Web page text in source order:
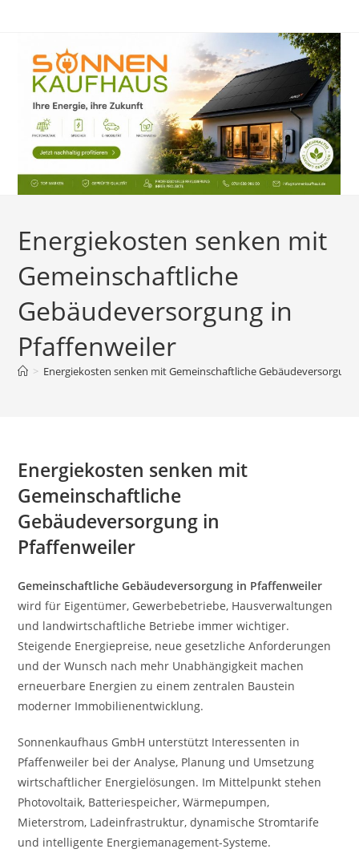
Energiekosten senken mit
Gemeinschaftliche
Gebäudeversorgung in
Pfaffenweiler
> Energiekosten senken mit Gemeinschaftliche
Energiekosten senken mit
Gemeinschaftliche
Gebäudeversorgung in
Pfaffenweiler
Gemeinschaftliche Gebäudeversorgung in Pfaffenweiler
wird für Eigentümer, Gewerbebetriebe, Hausverwaltungen
und landwirtschaftliche Betriebe immer wichtiger.
Steigende Energiepreise, neue gesetzliche Anforderungen
und der Wunsch nach mehr Unabhängigkeit machen
erneuerbare Energien zu einem zentralen Baustein
moderner Immobilienentwicklung.
Sonnenkaufhaus GmbH unterstützt Interessenten in
Pfaffenweiler bei der Analyse, Planung und Umsetzung
wirtschaftlicher Energielösungen. Im Mittelpunkt stehen
Photovoltaik, Batteriespeicher, Wärmepumpen,
Mieterstrom, Ladeinfrastruktur, dynamische Stromtarife
und intelligente Energiemanagement-Systeme.